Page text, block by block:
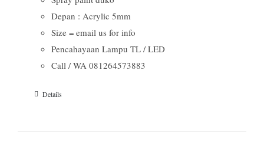
Depan : Acrylic 5mm
Size = email us for info
Pencahayaan Lampu TL / LED
Call / WA 081264573883
Details